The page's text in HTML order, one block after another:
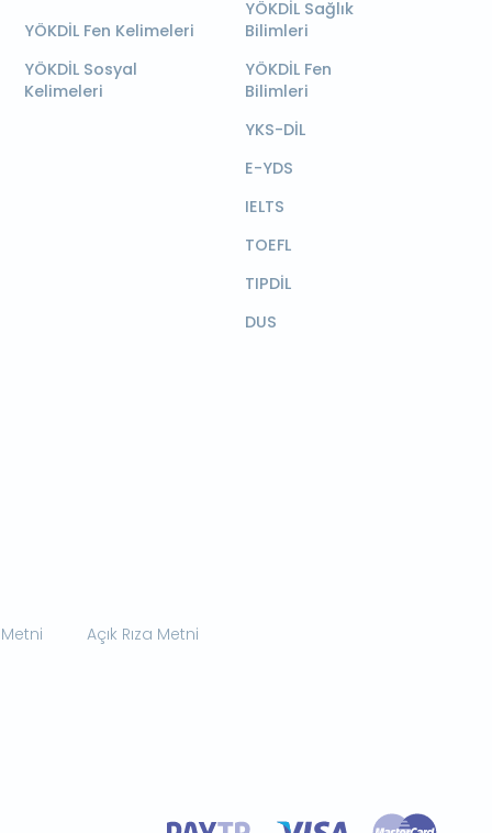
YÖKDİL Fen Kelimeleri
YÖKDİL Sosyal
Kelimeleri
YÖKDİL Sağlık
Bilimleri
YÖKDİL Fen
Bilimleri
YKS-DİL
E-YDS
IELTS
TOEFL
TIPDİL
DUS
Açık Rıza Metni